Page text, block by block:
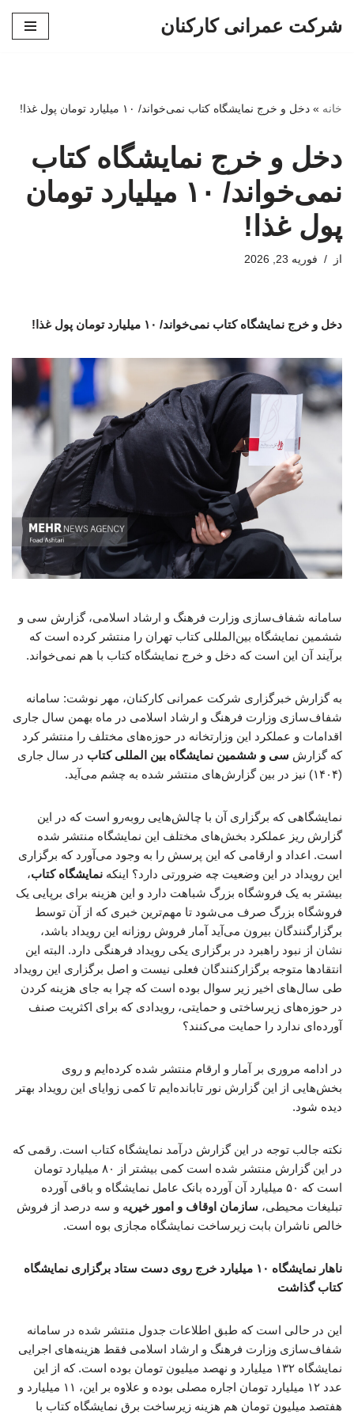
شرکت عمرانی کارکنان
خانه » دخل و خرج نمایشگاه کتاب نمی‌خواند/ ۱۰ میلیارد تومان پول غذا!
دخل و خرج نمایشگاه کتاب
نمی‌خواند/ ۱۰ میلیارد تومان
پول غذا!
از فوریه 23, 2026
دخل و خرج نمایشگاه کتاب نمی‌خواند/ ۱۰ میلیارد تومان پول غذا!
سامانه شفاف‌سازی وزارت فرهنگ و ارشاد اسلامی، گزارش سی و
ششمین نمایشگاه بین‌المللی کتاب تهران را منتشر کرده است که
برآیند آن این است که دخل و خرج نمایشگاه کتاب با هم نمی‌خواند.
به گزارش خبرگزاری شرکت عمرانی کارکنان، مهر نوشت: سامانه
شفاف‌سازی وزارت فرهنگ و ارشاد اسلامی در ماه بهمن سال جاری
اقدامات و عملکرد این وزارتخانه در حوزه‌های مختلف را منتشر کرد
که گزارش سی و ششمین نمایشگاه بین المللی کتاب در سال جاری
(۱۴۰۴) نیز در بین گزارش‌های منتشر شده به چشم می‌آید.
نمایشگاهی که برگزاری آن با چالش‌هایی روبه‌رو است که در این
گزارش ریز عملکرد بخش‌های مختلف این نمایشگاه منتشر شده
است. اعداد و ارقامی که این پرسش را به وجود می‌آورد که برگزاری
این رویداد در این وضعیت چه ضرورتی دارد؟ اینکه نمایشگاه کتاب،
بیشتر به یک فروشگاه بزرگ شباهت دارد و این هزینه برای برپایی یک
فروشگاه بزرگ صرف می‌شود تا مهم‌ترین خبری که از آن توسط
برگزارگنندگان بیرون می‌آید آمار فروش روزانه این رویداد باشد،
نشان از نبود راهبرد در برگزاری یکی رویداد فرهنگی دارد. البته این
انتقادها متوجه برگزارکنندگان فعلی نیست و اصل برگزاری این رویداد
طی سال‌های اخیر زیر سوال بوده است که چرا به جای هزینه کردن
در حوزه‌های زیرساختی و حمایتی، رویدادی که برای اکثریت صنف
آورده‌ای ندارد را حمایت می‌کنند؟
در ادامه مروری بر آمار و ارقام منتشر شده کرده‌ایم و روی
بخش‌هایی از این گزارش نور تابانده‌ایم تا کمی زوایای این رویداد بهتر
دیده شود.
نکته جالب توجه در این گزارش درآمد نمایشگاه کتاب است. رقمی که
در این گزارش منتشر شده است کمی بیشتر از ۸۰ میلیارد تومان
است که ۵۰ میلیارد آن آورده بانک عامل نمایشگاه و باقی آورده
تبلیغات محیطی، سازمان اوقاف و امور خیریه و سه درصد از فروش
خالص ناشران بابت زیرساخت نمایشگاه مجازی بوه است.
ناهار نمایشگاه ۱۰ میلیارد خرج روی دست ستاد برگزاری نمایشگاه
کتاب گذاشت
این در حالی است که طبق اطلاعات جدول منتشر شده در سامانه
شفاف‌سازی وزارت فرهنگ و ارشاد اسلامی فقط هزینه‌های اجرایی
نمایشگاه ۱۳۲ میلیارد و نهصد میلیون تومان بوده است. که از این
عدد ۱۲ میلیارد تومان اجاره مصلی بوده و علاوه بر این، ۱۱ میلیارد و
هفتصد میلیون تومان هم هزینه زیرساخت برق نمایشگاه کتاب با